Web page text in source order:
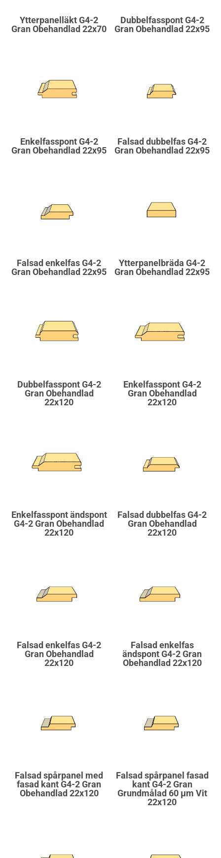
Ytterpanelläkt G4-2
Gran Obehandlad 22x70
Dubbelfasspont G4-2
Gran Obehandlad 22x95
Enkelfasspont G4-2
Gran Obehandlad 22x95
Falsad dubbelfas G4-2
Gran Obehandlad 22x95
Falsad enkelfas G4-2
Gran Obehandlad 22x95
Ytterpanelbräda G4-2
Gran Obehandlad 22x95
Dubbelfasspont G4-2
Gran Obehandlad
22x120
Enkelfasspont G4-2
Gran Obehandlad
22x120
Enkelfasspont ändspont
G4-2 Gran Obehandlad
22x120
Falsad dubbelfas G4-2
Gran Obehandlad
22x120
Falsad enkelfas G4-2
Gran Obehandlad
22x120
Falsad enkelfas
ändspont G4-2 Gran
Obehandlad 22x120
Falsad spårpanel med
fasad kant G4-2 Gran
Obehandlad 22x120
Falsad spårpanel fasad
kant G4-2 Gran
Grundmålad 60 µm Vit
22x120